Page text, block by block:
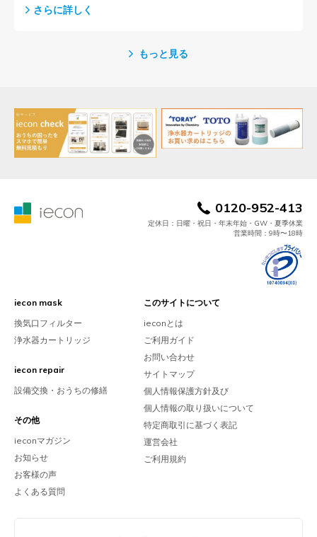
さらに詳しく
もっと見る
0120-952-413
定休日：日曜・祝日・年末年始・GW・夏季休業
営業時間：9時〜18時
iecon mask
換気口フィルター
浄水器カートリッジ
iecon repair
設備交換・おうちの修繕
その他
ieconマガジン
お知らせ
お客様の声
よくある質問
このサイトについて
ieconとは
ご利用ガイド
お問い合わせ
サイトマップ
個人情報保護方針及び
個人情報の取り扱いについて
特定商取引に基づく表記
運営会社
ご利用規約